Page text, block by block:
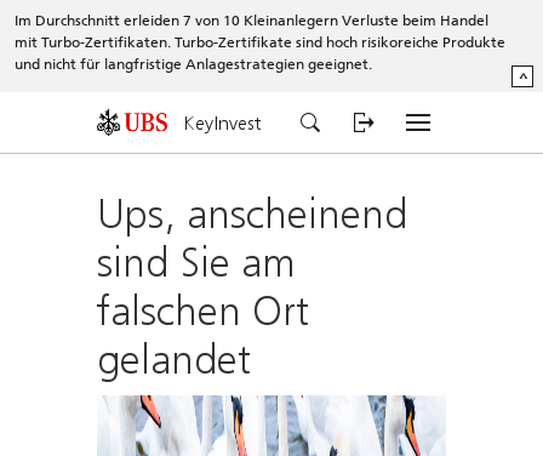
Im Durchschnitt erleiden 7 von 10 Kleinanlegern Verluste beim Handel
mit Turbo-Zertifikaten. Turbo-Zertifikate sind hoch risikoreiche Produkte
und nicht für langfristige Anlagestrategien geeignet.
^
KeyInvest
Ups, anscheinend
sind Sie am
falschen Ort
gelandet